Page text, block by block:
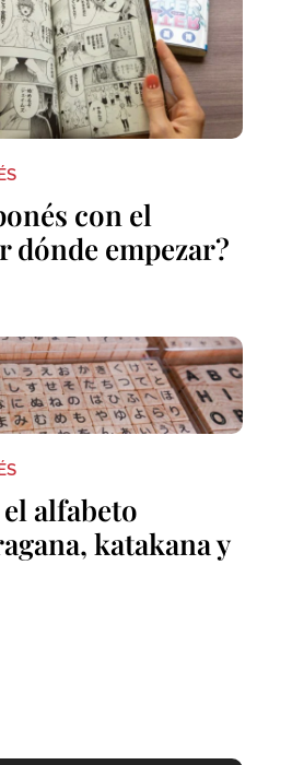
con el
dónde empezar?
alfabeto
katakana y